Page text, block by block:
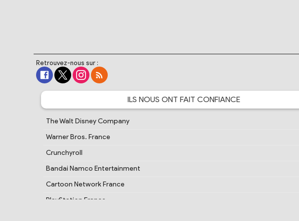
Retrouvez-nous sur :
ILS NOUS ONT FAIT CONFIANCE
The Walt Disney Company
Warner Bros. France
Crunchyroll
Bandai Namco Entertainment
Cartoon Network France
PlayStation France